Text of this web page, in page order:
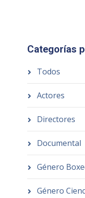
Categorías
Todos
Actores
Directores
Documental
Género
Género